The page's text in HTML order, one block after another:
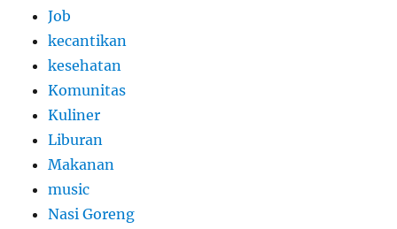
Job
kecantikan
kesehatan
Komunitas
Kuliner
Liburan
Makanan
music
Nasi Goreng